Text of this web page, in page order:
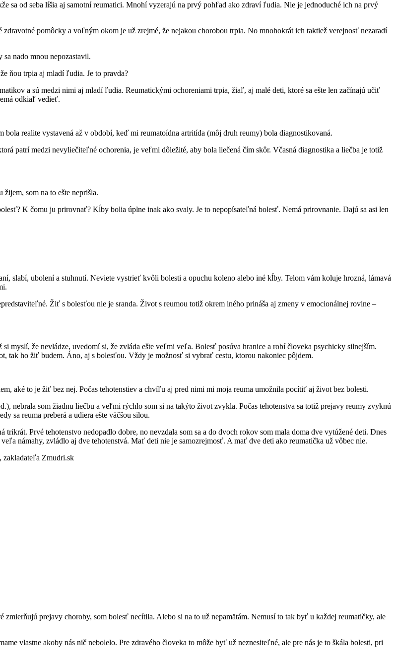
sa od seba líšia aj samotní reumatici. Mnohí vyzerajú na prvý pohľad ako zdraví ľudia. Nie je jednoduché ich na prvý
pomôcky a voľným okom je už zrejmé, že nejakou chorobou trpia. No mnohokrát ich taktiež verejnosť nezaradí
nado mnou nepozastavil.
ňou trpia aj mladí ľudia. Je to pravda?
a sú medzi nimi aj mladí ľudia. Reumatickými ochoreniami trpia, žiaľ, aj malé deti, ktoré sa ešte len začínajú učiť
odkiaľ vedieť.
bola realite vystavená až v období, keď mi reumatoídna artritída (môj druh reumy) bola diagnostikovaná.
patrí medzi nevyliečiteľné ochorenia, je veľmi dôležité, aby bola liečená čím skôr. Včasná diagnostika a liečba je totiž
som na to ešte neprišla.
K čomu ju prirovnať? Kĺby bolia úplne inak ako svaly. Je to nepopísateľná bolesť. Nemá prirovnanie. Dajú sa asi len
slabí, ubolení a stuhnutí. Neviete vystrieť kvôli bolesti a opuchu koleno alebo iné kĺby. Telom vám koluje hrozná, lámavá
Žiť s bolesťou nie je sranda. Život s reumou totiž okrem iného prináša aj zmeny v emocionálnej rovine –
myslí, že nevládze, uvedomí si, že zvláda ešte veľmi veľa. Bolesť posúva hranice a robí človeka psychicky silnejším.
tak ho žiť budem. Áno, aj s bolesťou. Vždy je možnosť si vybrať cestu, ktorou nakoniec pôjdem.
aké to je žiť bez nej. Počas tehotenstiev a chvíľu aj pred nimi mi moja reuma umožnila pocítiť aj život bez bolesti.
nebrala som žiadnu liečbu a veľmi rýchlo som si na takýto život zvykla. Počas tehotenstva sa totiž prejavy reumy zvyknú
sa reuma preberá a udiera ešte väčšou silou.
Prvé tehotenstvo nedopadlo dobre, no nevzdala som sa a do dvoch rokov som mala doma dve vytúžené deti. Dnes
námahy, zvládlo aj dve tehotenstvá. Mať deti nie je samozrejmosť. A mať dve deti ako reumatička už vôbec nie.
zakladateľa Zmudri.sk
prejavy choroby, som bolesť necítila. Alebo si na to už nepamätám. Nemusí to tak byť u každej reumatičky, ale
vlastne akoby nás nič nebolelo. Pre zdravého človeka to môže byť už neznesiteľné, ale pre nás je to škála bolesti, pri